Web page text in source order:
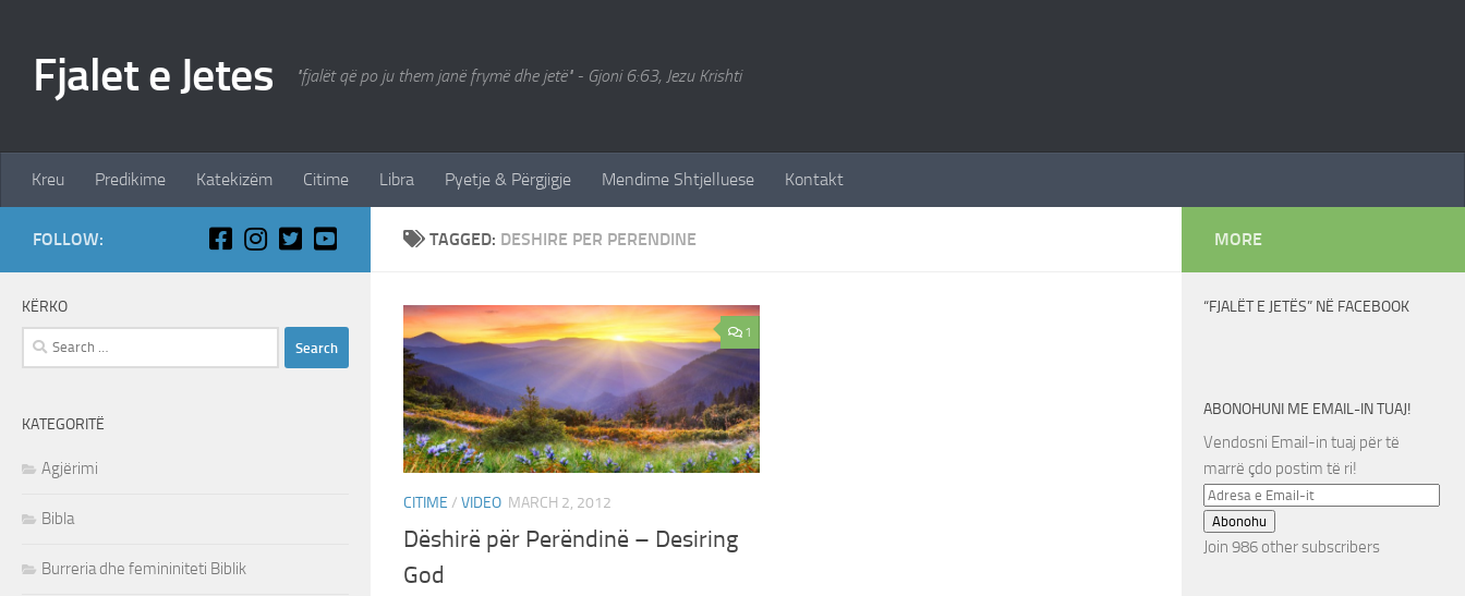
Fjalet e Jetes "fjalët që po ju them janë frymë dhe jetë" - Gjoni 6:63, Jezu Krishti
Kreu Predikime Katekizëm Citime Libra Pyetje & Përgjigje Mendime Shtjelluese Kontakt
TAGGED: DESHIRE PER PERENDINE
1
CITIME / VIDEO MARCH 2, 2012
Dëshirë për Perëndinë – Desiring
God
FOLLOW:
KËRKO
Search
for:
KATEGORITË
Agjërimi
Bibla
Burreria dhe femininiteti Biblik
MORE
“FJALËT E JETËS” NË FACEBOOK
ABONOHUNI ME EMAIL-IN TUAJ!
Vendosni Email-in tuaj për të
marrë çdo postim të ri!
Adresa
e
Email-
Abonohu
Join 986 other subscribers